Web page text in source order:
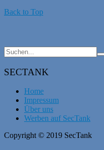
Back to Top
SECTANK
Home
Impressum
Über uns
Werben auf SecTank
Copyright © 2019 SecTank